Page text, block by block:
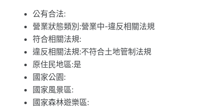
公有合法:
營業狀態類別:營業中-違反相關法規
符合相關法規:
違反相關法規:不符合土地管制法規
原住民地區:是
國家公園:
國家風景區:
國家森林遊樂區: